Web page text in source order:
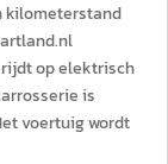
kilometerstand
rijdt op elektrisch
is
voertuig wordt